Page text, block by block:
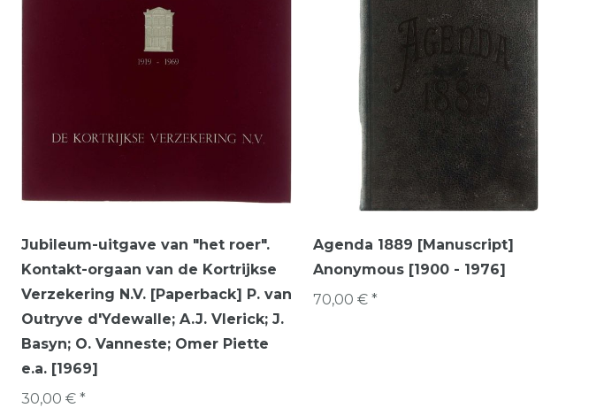
Jubileum-uitgave van "het roer".
Kontakt-orgaan van de Kortrijkse
Verzekering N.V. [Paperback] P. van
Outryve d'Ydewalle; A.J. Vlerick; J.
Basyn; O. Vanneste; Omer Piette
e.a. [1969]
30,00 € *
Agenda 1889 [Manuscript]
Anonymous [1900 - 1976]
70,00 € *